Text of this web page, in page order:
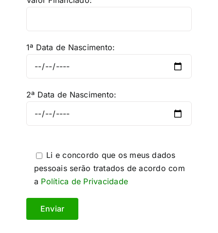
1ª Data de Nascimento:
2ª Data de Nascimento:
Li e concordo que os meus dados
pessoais serão tratados de acordo com
a Política de Privacidade